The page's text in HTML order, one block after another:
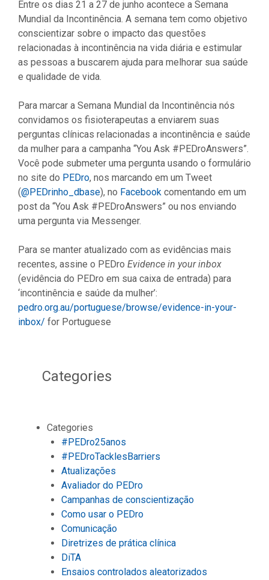
Entre os dias 21 a 27 de junho acontece a Semana
Mundial da Incontinência. A semana tem como objetivo
conscientizar sobre o impacto das questões
relacionadas à incontinência na vida diária e estimular
as pessoas a buscarem ajuda para melhorar sua saúde
e qualidade de vida.
Para marcar a Semana Mundial da Incontinência nós
convidamos os fisioterapeutas a enviarem suas
perguntas clínicas relacionadas a incontinência e saúde
da mulher para a campanha “You Ask #PEDroAnswers”.
Você pode submeter uma pergunta usando o formulário
no site do PEDro, nos marcando em um Tweet
(@PEDrinho_dbase), no Facebook comentando em um
post da “You Ask #PEDroAnswers” ou nos enviando
uma pergunta via Messenger.
Para se manter atualizado com as evidências mais
recentes, assine o PEDro Evidence in your inbox
(evidência do PEDro em sua caixa de entrada) para
‘incontinência e saúde da mulher’:
pedro.org.au/portuguese/browse/evidence-in-your-
inbox/ for Portuguese
Categories
Categories
#PEDro25anos
#PEDroTacklesBarriers
Atualizações
Avaliador do PEDro
Campanhas de conscientização
Como usar o PEDro
Comunicação
Diretrizes de prática clínica
DiTA
Ensaios controlados aleatorizados